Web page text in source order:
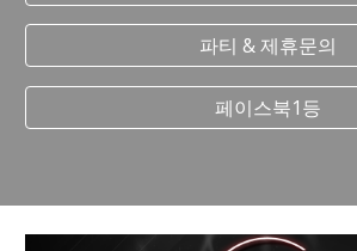
파티 & 제휴문의
페이스북1등